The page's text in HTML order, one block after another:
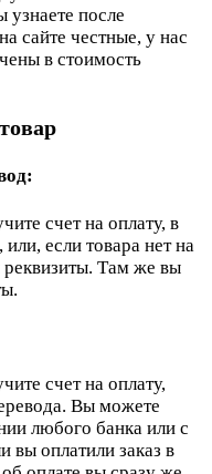
узнаете после
сайте честные, у нас
в стоимость
счет на оплату, в
если товара нет на
реквизиты. Там же вы
счет на оплату,
Вы можете
любого банка или с
вы оплатили заказ в